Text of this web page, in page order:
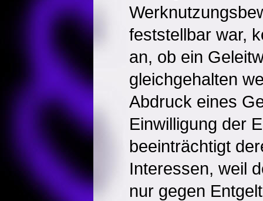
feststellbar war,
an, ob ein
gleichgehalten
Abdruck eines
Einwilligung der
beeinträchtigt
Interessen, weil
nur gegen